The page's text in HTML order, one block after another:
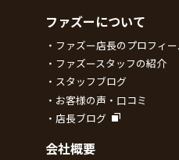
ファズーについて
ファズー店長のプロフィ
ファズースタッフの紹介
スタッフブログ
お客様の声・口コミ
店長ブログ
会社概要